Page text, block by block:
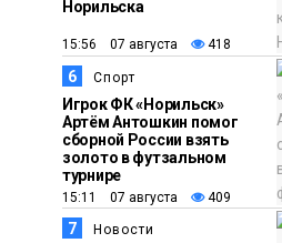
Норильска
15:56 07 августа 418
6 Спорт
Игрок ФК «Норильск»
Артём Антошкин помог
сборной России взять
золото в футзальном
турнире
15:11 07 августа 409
7 Новости